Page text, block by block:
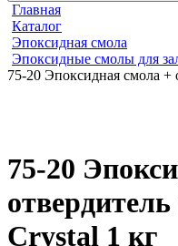
Главная
Каталог
Эпоксидная смола
Эпоксидные смолы для
75-20 Эпоксидная смола +
75-20
Crystal 1 кг